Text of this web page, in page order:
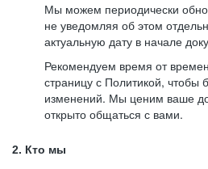
Мы можем периодически
не уведомляя об этом
актуальную дату в начале
Рекомендуем время от
страницу с Политикой, чтобы
изменений. Мы ценим ваше
открыто общаться с вами.
2. Кто мы